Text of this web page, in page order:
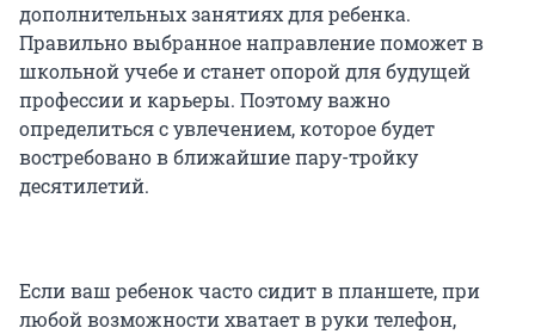
дополнительных занятиях для ребенка.
Правильно выбранное направление поможет в
школьной учебе и станет опорой для будущей
профессии и карьеры. Поэтому важно
определиться с увлечением, которое будет
востребовано в ближайшие пару-тройку
десятилетий.
Если ваш ребенок часто сидит в планшете, при
любой возможности хватает в руки телефон,